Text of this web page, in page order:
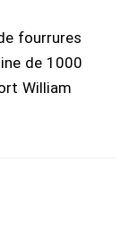
fourrures
de 1000
William